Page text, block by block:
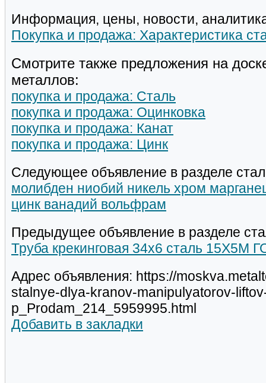
Информация, цены, новости,
Покупка и продажа: Характеристика
Смотрите также предложения на
металлов:
покупка и продажа: Сталь
покупка и продажа: Оцинковка
покупка и продажа: Канат
покупка и продажа: Цинк
Следующее объявление в разделе
молибден ниобий никель хром
цинк ванадий вольфрам
Предыдущее объявление в разделе
Труба крекинговая 34x6 сталь 15Х5М
Адрес объявления: https://
stalnye-dlya-kranov-manipulyatorov-
p_Prodam_214_5959995.html
Добавить в закладки